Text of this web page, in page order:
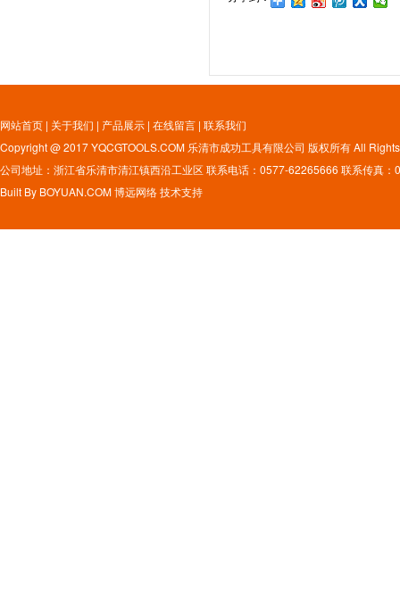
网站首页 | 关于我们 | 产品展示 | 在线留言 | 联系我们
Copyright @ 2017 YQCGTOOLS.COM 乐清市成功工具有限公司 版权所有 All
公司地址：浙江省乐清市清江镇西沿工业区 联系电话：0577-62265666 联系传真
Built By BOYUAN.COM博远网络技术支持